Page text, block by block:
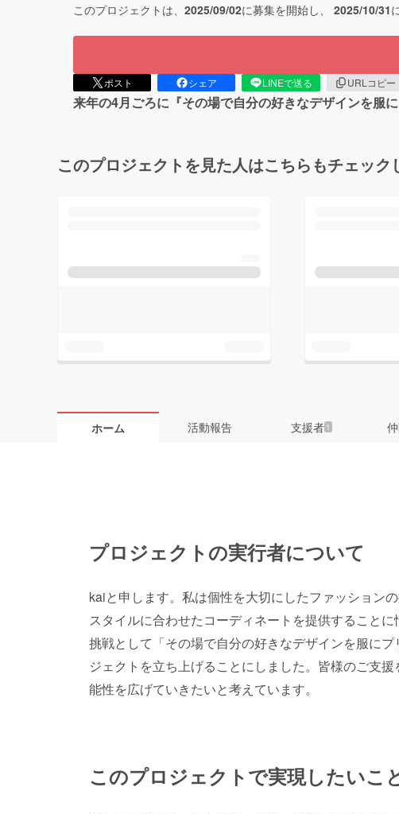
このプロジェクトは、 2025/09/02に募集を開始し、 2025/10/31
ポスト シェア LINEで送る URLコピー
来年の4月ごろに『その場で自分の好きなデザインを服
このプロジェクトを見た人はこちらもチェック
ホーム 活動報告 支援者 1
プロジェクトの実行者について
kaiと申します。私は個性を大切にしたファッション
スタイルに合わせたコーディネートを提供すること
挑戦として「その場で自分の好きなデザインを服に
ジェクトを立ち上げることにしました。皆様のご支
能性を広げていきたいと考えています。
このプロジェクトで実現したいこ